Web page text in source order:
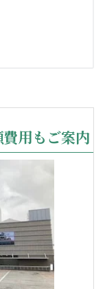
用もご案内